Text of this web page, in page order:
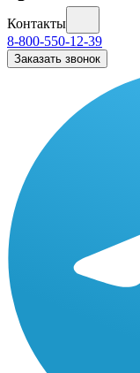
Контакты
8-800-550-12-39
Заказать звонок